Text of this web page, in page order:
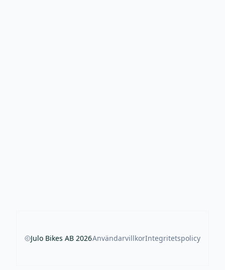
Julo Bikes AB 2026AnvändarvillkorIntegritetspolicy